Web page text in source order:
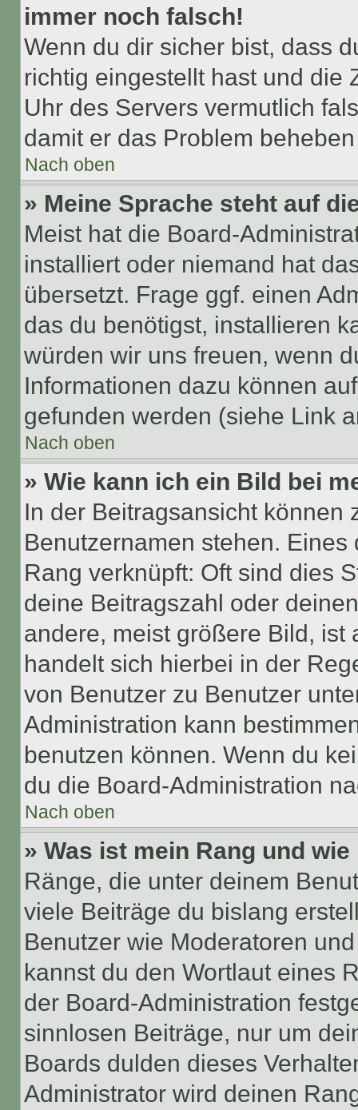
immer noch falsch!
Wenn du dir sicher bist, dass
richtig eingestellt hast und die
Uhr des Servers vermutlich
damit er das Problem
Nach oben
» Meine Sprache steht auf
Meist hat die Board-
installiert oder niemand hat
übersetzt. Frage ggf. einen
das du benötigst, installieren
würden wir uns freuen, wenn
Informationen dazu können
gefunden werden (siehe Link
Nach oben
» Wie kann ich ein Bild bei
In der Beitragsansicht können
Benutzernamen stehen.
Rang verknüpft: Oft sind dies
deine Beitragszahl oder
andere, meist größere Bild, ist
handelt sich hierbei in der
von Benutzer zu Benutzer
Administration kann
benutzen können. Wenn du
du die Board-Administration
Nach oben
» Was ist mein Rang und
Ränge, die unter deinem
viele Beiträge du bislang
Benutzer wie Moderatoren
kannst du den Wortlaut eines
der Board-Administration
sinnlosen Beiträge, nur um
Boards dulden dieses
Administrator wird deinen